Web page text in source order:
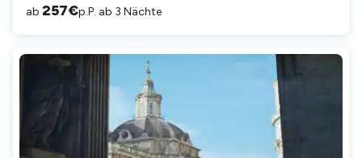
ab 257€p.P. ab 3 Nächte